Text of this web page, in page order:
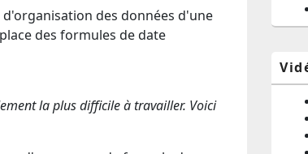
d'organisation des données d'une
des formules de date
la plus difficile à travailler. Voici